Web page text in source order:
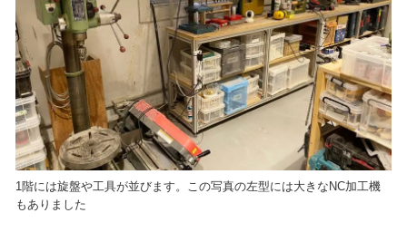
1階には旋盤や工具が並びます。この写真の左型には大きなNC加工機
もありました